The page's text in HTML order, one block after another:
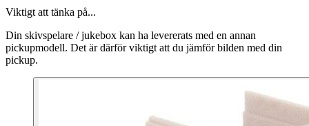
Viktigt att tänka på...
Din skivspelare / jukebox kan ha levererats med en annan
pickupmodell. Det är därför viktigt att du jämför bilden med din
pickup.